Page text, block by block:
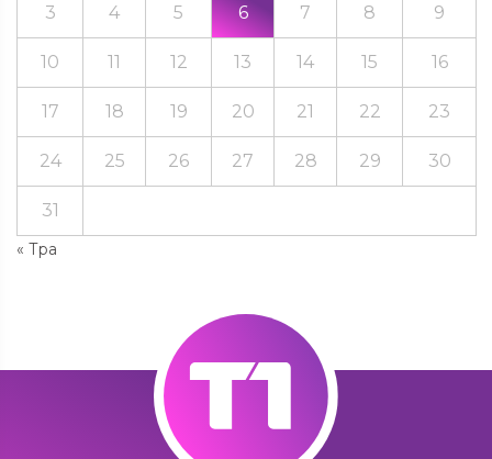
« Тра
3 4 5 6 7 8 9
10 11 12 13 14 15 16
17 18 19 20 21 22 23
24 25 26 27 28 29 30
31